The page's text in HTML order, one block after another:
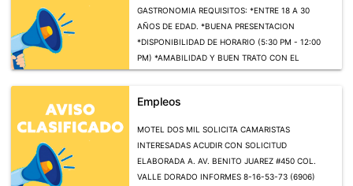
O PRECARTILLA SMN. - CONOCIMIENTOS
BASICOS EN SEGURIDAD. - EXCELENTE
PRESENTACION. - TURNO DE 12 Y 24 HORAS.
OFRECEMOS: ATRACTIVO SUELDO SEGUN
COSTO. - AGRADABLE AMBIENTE DE TRABAJO -
MENSUAL DE PRODUCTIVIDAD - PRESTACIONES DE
LEY - ESTABILIDAD Y CRECIMIENTO PERSONAL -
CONTRATACION INMEDIATA
GASTRONOMIA REQUISITOS: *ENTRE 18 A 30
AÑOS DE EDAD. *BUENA PRESENTACION
*DISPONIBILIDAD DE HORARIO (5:30 PM - 12:00
PM) *AMABILIDAD Y BUEN TRATO CON EL
CLIENTE *GANAS DE TRABAJAR OFRECEMOS
INFORMES AL 4443167549 (1867) (26 AGOSTO)
Empleos
MOTEL DOS MIL SOLICITA CAMARISTAS
INTERESADAS ACUDIR CON SOLICITUD
ELABORADA A. AV. BENITO JUAREZ #450 COL.
VALLE DORADO INFORMES 8-16-53-73 (6906)